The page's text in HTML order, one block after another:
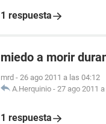
1 respuesta
miedo a morir
mrd - 26 ago 2011 a las 04:12
A.Herquinio - 27 ago 2011
1 respuesta